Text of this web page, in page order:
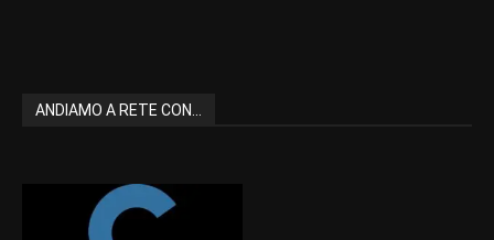
ANDIAMO A RETE CON...